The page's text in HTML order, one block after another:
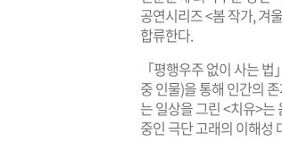
공연시리즈 <봄 작가, 겨
합류한다.
「평행우주 없이 사는
중 인물)을 통해 인간의
는 일상을 그린 <치유>는
중인 극단 고래의 이해성